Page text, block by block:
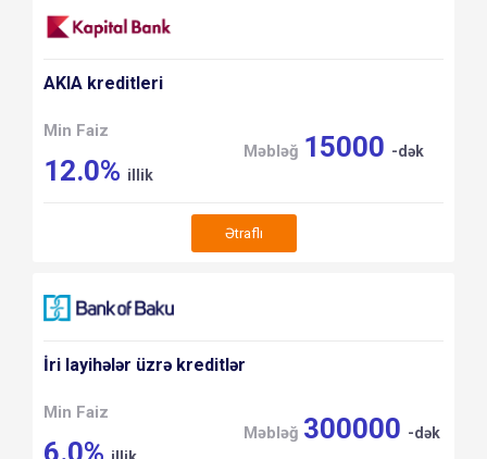
AKIA kreditleri
Min Faiz
12.0% illik
Məbləğ 15000 -dək
Ətraflı
İri layihələr üzrə kreditlər
Min Faiz
Məbləğ 300000 -dək